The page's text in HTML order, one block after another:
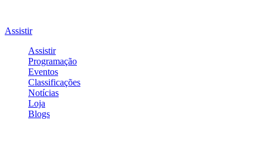
Assistir
Assistir
Programação
Eventos
Classificações
Notícias
Loja
Blogs